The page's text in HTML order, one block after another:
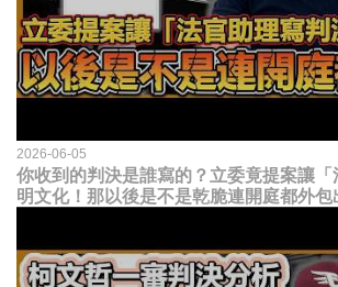
2026-06-05
你收到的判決是誰寫的？立委竟提案讓「
明文化！那以後是不是乾脆連開庭都外包